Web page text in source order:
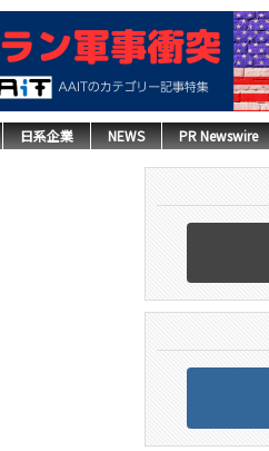
日系企業 NEWS PR Newswire